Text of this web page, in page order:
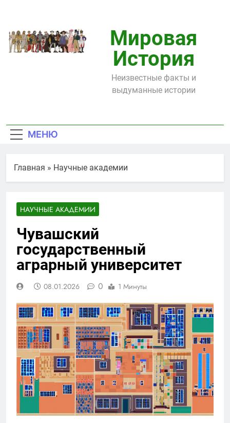
содержимому
Мировая
История
Неизвестные факты и
выдуманные истории
МЕНЮ
Главная » Научные академии
НАУЧНЫЕ АКАДЕМИИ
Чувашский
государственный
аграрный университет
08.01.2026 0 1 Минуты